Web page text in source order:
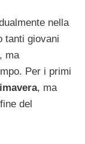
nella
tanti giovani
, ma
Per i primi
, ma
del